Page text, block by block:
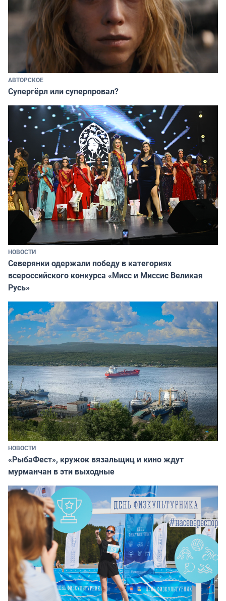
АВТОРСКОЕ
Супергёрл или суперпровал?
НОВОСТИ
Северянки одержали победу в категориях
всероссийского конкурса «Мисс и Миссис Великая
Русь»
НОВОСТИ
«РыбаФест», кружок вязальщиц и кино ждут
мурманчан в эти выходные